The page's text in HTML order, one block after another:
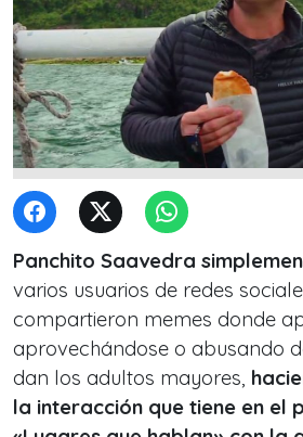
Panchito Saavedra
varios usuarios de redes
compartieron memes donde
aprovechándose o abusando
dan los adultos mayores,
la interacción que tiene en el